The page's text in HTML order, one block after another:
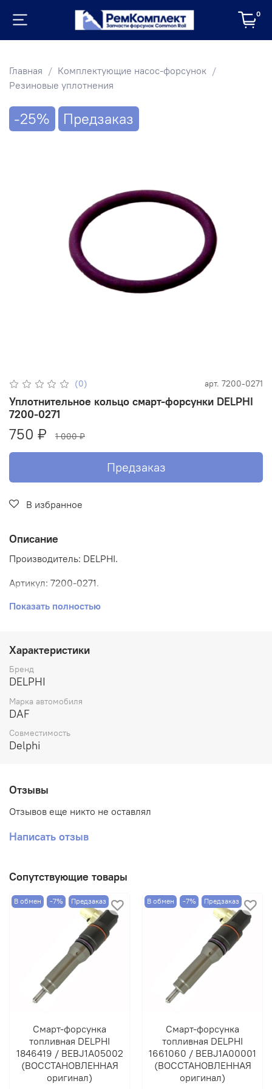
0
Главная
Комплектующие насос-форсунок
Резиновые уплотнения
-25% Предзаказ
(0) арт. 7200-0271
Уплотнительное кольцо смарт-форсунки DELPHI
7200-0271
750 ₽ 1 000 ₽
Предзаказ
В избранное
Описание
Производитель: DELPHI.
Артикул: 7200-0271.
Номера аналогов: A1-23716S.
Показать полностью
Характеристики
Бренд
DELPHI
Марка автомобиля
DAF
Совместимость
Dеlphi
Отзывы
Отзывов еще никто не оставлял
Написать отзыв
Сопутствующие товары
В обмен -7% Предзаказ
Смарт-форсунка
топливная DELPHI
1846419 / BEBJ1A05002
(ВОССТАНОВЛЕННАЯ
оригинал)
В обмен -7% Предзаказ
Смарт-форсунка
топливная DELPHI
1661060 / BEBJ1A00001
(ВОССТАНОВЛЕННАЯ
оригинал)